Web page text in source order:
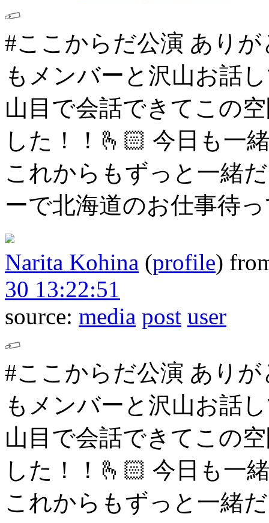
#ここからだ公演 ありが
もメンバーと沢山お話
山目で会話できてこの
した！！🫰🏻 今日も一
これからもずっと一緒
ーで北海道のお仕事待
Narita Kohina (profile)
30 13:22:51
source: media post user
#ここからだ公演 ありが
もメンバーと沢山お話
山目で会話できてこの
した！！🫰🏻 今日も一
これからもずっと一緒